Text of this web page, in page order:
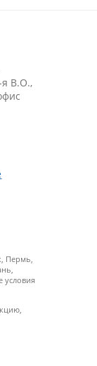
я В.О.,
Пермь,
условия